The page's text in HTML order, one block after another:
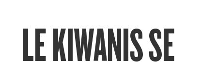
LE KIWANIS SE